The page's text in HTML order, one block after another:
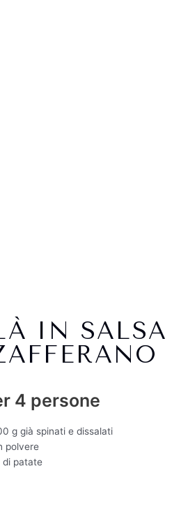
IN SALSA
4 persone
g già spinati e dissalati
polvere
di patate